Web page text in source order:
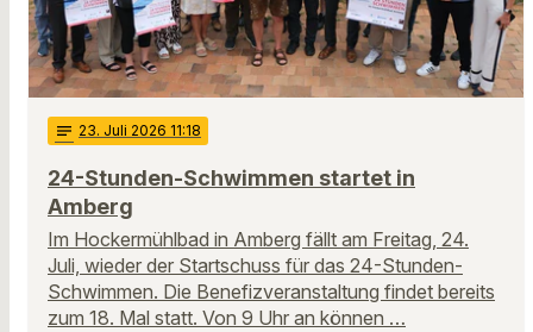
notes 23. Juli 2026 11:18
24-Stunden-Schwimmen startet in
Amberg
Im Hockermühlbad in Amberg fällt am Freitag, 24.
Juli, wieder der Startschuss für das 24-Stunden-
Schwimmen. Die Benefizveranstaltung findet bereits
zum 18. Mal statt. Von 9 Uhr an können …